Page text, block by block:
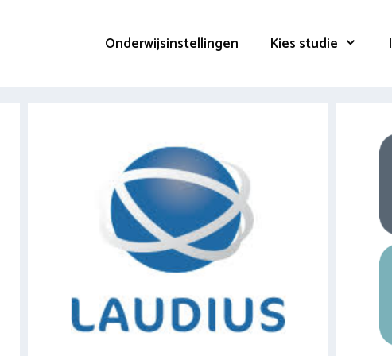
Onderwijsinstellingen Kies studie